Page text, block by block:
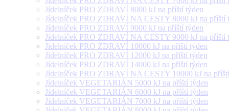
Jídelníček PRO ZDRAVÍ 8000 kJ na příští týden
Jídelníček PRO ZDRAVÍ NA CESTY 8000 kJ na příští
Jídelníček PRO ZDRAVÍ 9000 kJ na příští týden
Jídelníček PRO ZDRAVÍ NA CESTY 9000 kJ na příští
Jídelníček PRO ZDRAVÍ 10000 kJ na příští týden
Jídelníček PRO ZDRAVÍ 12000 kJ na příští týden
Jídelníček PRO ZDRAVÍ 14000 kJ na příští týden
Jídelníček PRO ZDRAVÍ NA CESTY 10000 kJ na
Jídelníček VEGETARIÁN 5000 kJ na příští týden
Jídelníček VEGETARIÁN 6000 kJ na příští týden
Jídelníček VEGETARIÁN 7000 kJ na příští týden